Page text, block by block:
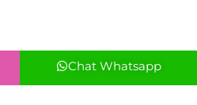
Chat Whatsapp